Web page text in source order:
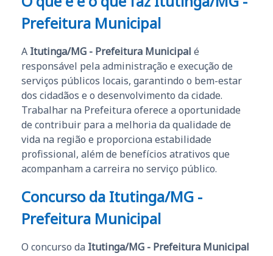
Prefeitura Municipal
A Itutinga/MG - Prefeitura Municipal é
responsável pela administração e execução de
serviços públicos locais, garantindo o bem-estar
dos cidadãos e o desenvolvimento da cidade.
Trabalhar na Prefeitura oferece a oportunidade
de contribuir para a melhoria da qualidade de
vida na região e proporciona estabilidade
profissional, além de benefícios atrativos que
acompanham a carreira no serviço público.
Concurso da Itutinga/MG -
Prefeitura Municipal
O concurso da Itutinga/MG - Prefeitura Municipal